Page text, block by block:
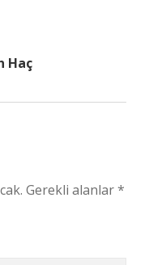
Haç
Gerekli alanlar*